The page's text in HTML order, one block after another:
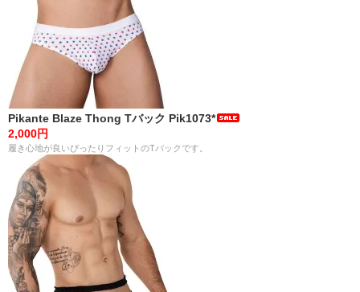
Pikante Blaze Thong Tバック Pik1073*
2,000円
履き心地が良いぴったりフィットのTバックです。